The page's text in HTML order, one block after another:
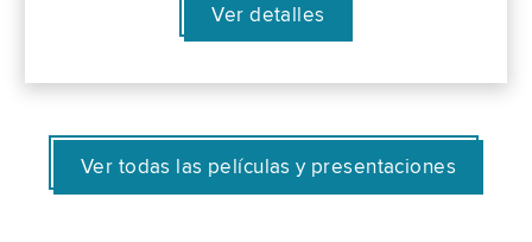
Ver detalles
Ver todas las películas y presentaciones